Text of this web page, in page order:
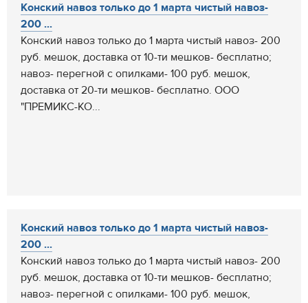
Конский навоз только до 1 марта чистый навоз-
200 ...
Конский навоз только до 1 марта чистый навоз- 200
руб. мешок, доставка от 10-ти мешков- бесплатно;
навоз- перегной с опилками- 100 руб. мешок,
доставка от 20-ти мешков- бесплатно. ООО
"ПРЕМИКС-КО...
Конский навоз только до 1 марта чистый навоз-
200 ...
Конский навоз только до 1 марта чистый навоз- 200
руб. мешок, доставка от 10-ти мешков- бесплатно;
навоз- перегной с опилками- 100 руб. мешок,